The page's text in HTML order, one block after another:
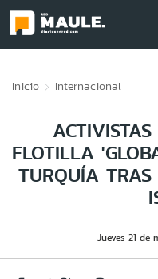
Inicio Internacional
FLOTILLA
TURQUÍA TRAS
Jueves 21 de